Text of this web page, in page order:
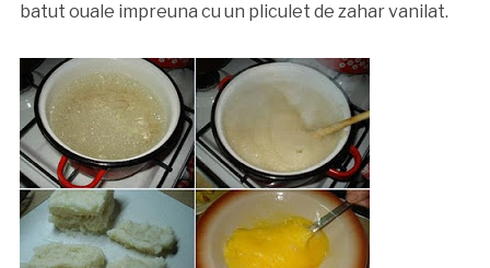
batut ouale impreuna cu un pliculet de zahar vanilat.